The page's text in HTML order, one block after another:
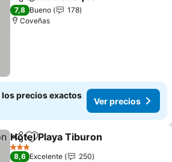
Agregar a favoritos
7,8 Bueno
178
Coveñas
los precios exactos
Ver precios
CompartirAgregar a favoritos
Hotel Playa Tiburon
3 Estrellas
8,6 Excelente
250